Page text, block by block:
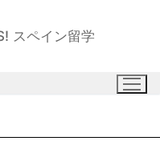
スペイン留学